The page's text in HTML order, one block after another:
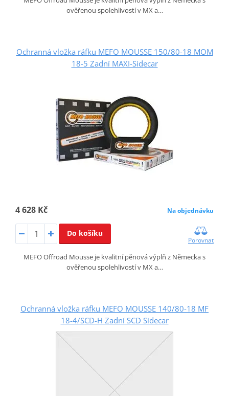
ověřenou spolehlivostí v MX a…
Ochranná vložka ráfku MEFO MOUSSE 150/80-18 MOM
18-5 Zadní MAXI-Sidecar
4 628 Kč Na objednávku
Do košíku
Porovnat
MEFO Offroad Mousse je kvalitní pěnová výplň z Německa s
ověřenou spolehlivostí v MX a…
Ochranná vložka ráfku MEFO MOUSSE 140/80-18 MF
18-4/SCD-H Zadní SCD Sidecar